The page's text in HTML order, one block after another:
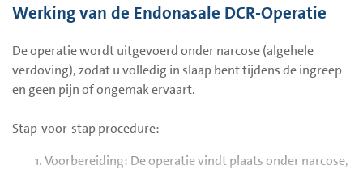
Werking van de Endonasale DCR-Operatie
De operatie wordt uitgevoerd onder narcose (algehele
verdoving), zodat u volledig in slaap bent tijdens de ingreep
en geen pijn of ongemak ervaart.
Stap-voor-stap procedure:
Voorbereiding: De operatie vindt plaats onder narcose,